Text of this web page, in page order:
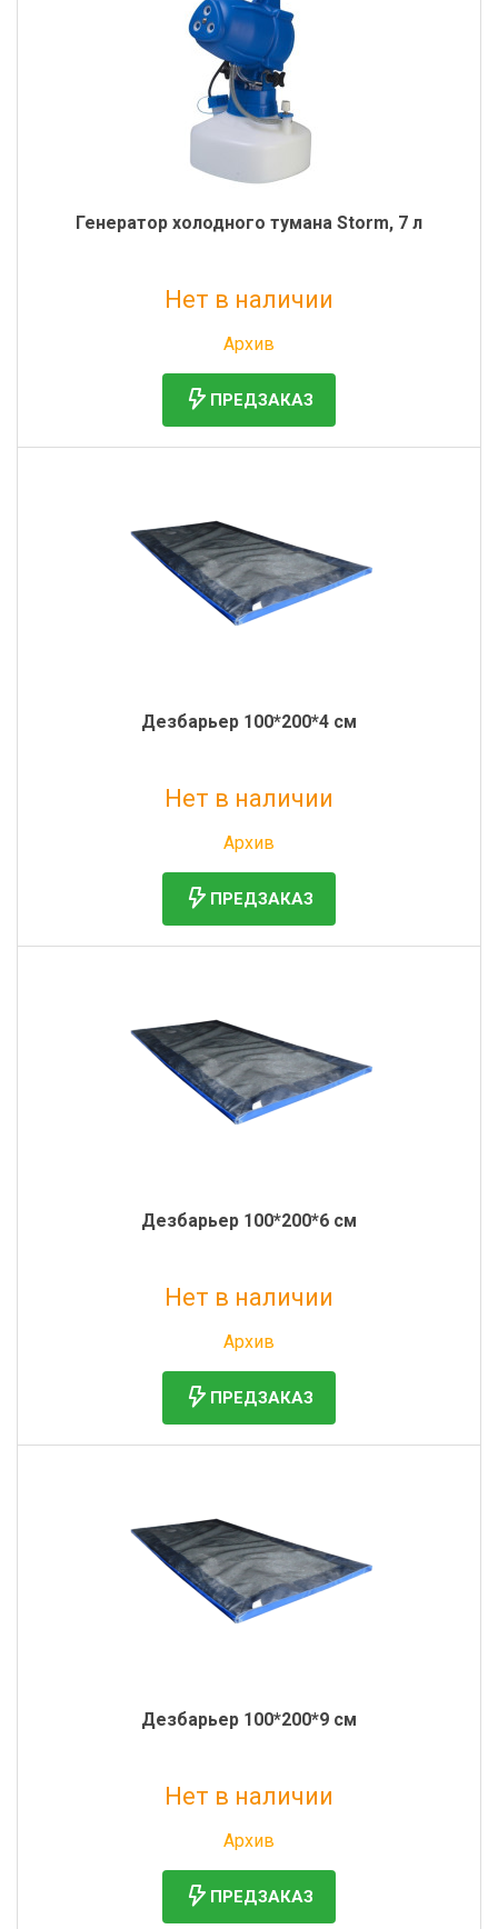
Генератор холодного тумана Storm, 7 л
Нет в наличии
Архив
ПРЕДЗАКАЗ
Дезбарьер 100*200*4 см
Нет в наличии
Архив
ПРЕДЗАКАЗ
Дезбарьер 100*200*6 см
Нет в наличии
Архив
ПРЕДЗАКАЗ
Дезбарьер 100*200*9 см
Нет в наличии
Архив
ПРЕДЗАКАЗ